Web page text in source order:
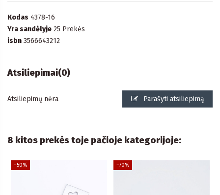
Kodas 4378-16
Yra sandėlyje 25 Prekės
isbn 3566643212
Atsiliepimai(0)
Atsiliepimų nėra Parašyti atsiliepimą
8 kitos prekės toje pačioje kategorijoje:
−50% −70%